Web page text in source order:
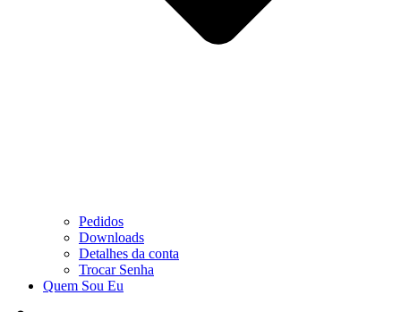
Pedidos
Downloads
Detalhes da conta
Trocar Senha
Quem Sou Eu